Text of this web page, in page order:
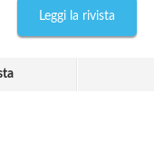
Leggi la rivista